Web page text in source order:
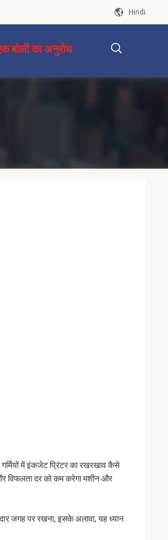
Hindi
बोली का अनुरोध
में इंकजेट प्रिंटर का रखरखाव कैसे
विफलता दर को कम करेगा मशीन और
जगह पर रखना, इसके अलावा, यह ध्यान